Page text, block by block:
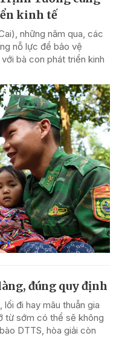
kinh tế
những năm qua, các
nỗ lực để bảo vệ
bà con phát triển kinh
đúng quy định
đi hay mâu thuẫn gia
từ sớm có thể sẽ không
DTTS, hòa giải còn